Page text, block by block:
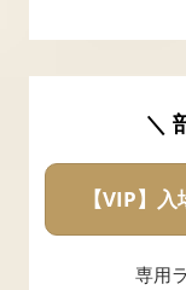
＼
【VIP】
専用